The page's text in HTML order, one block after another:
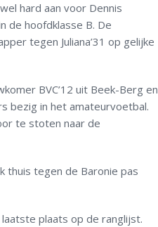
hard aan voor Dennis
de hoofdklasse B. De
tegen Juliana’31 op gelijke
BVC’12 uit Beek-Berg en
bezig in het amateurvoetbal.
te stoten naar de
thuis tegen de Baronie pas
plaats op de ranglijst.